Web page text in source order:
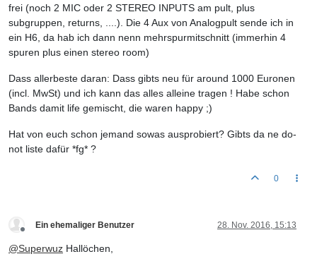
frei (noch 2 MIC oder 2 STEREO INPUTS am pult, plus
subgruppen, returns, ....). Die 4 Aux von Analogpult sende ich in
ein H6, da hab ich dann nenn mehrspurmitschnitt (immerhin 4
spuren plus einen stereo room)
Dass allerbeste daran: Dass gibts neu für around 1000 Euronen
(incl. MwSt) und ich kann das alles alleine tragen ! Habe schon
Bands damit life gemischt, die waren happy ;)
Hat von euch schon jemand sowas ausprobiert? Gibts da ne do-
not liste dafür *fg* ?
0
Ein ehemaliger Benutzer 28. Nov. 2016, 15:13
@Superwuz Hallöchen,